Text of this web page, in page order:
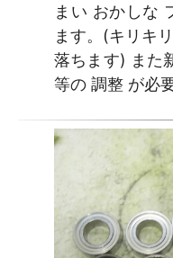
まい おかしな
ます。(キリキ
落ちます) また
等の 調整 が必